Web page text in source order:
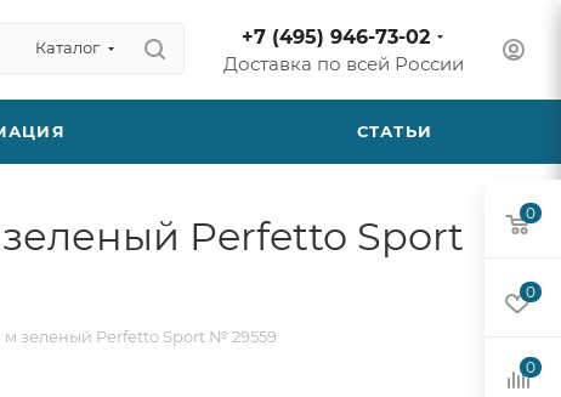
Каталог
+7 (495) 946-73-02
Доставка по всей России
СТАТЬИ
зеленый Perfetto Sport
м зеленый Perfetto Sport № 29559
0
0
0